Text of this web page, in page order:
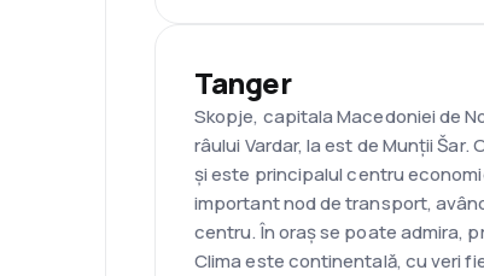
Tanger
Skopje, capitala Macedoniei de
râului Vardar, la est de Munții Šar.
și este principalul centru
important nod de transport,
centru. În oraș se poate admira,
Clima este continentală, cu veri